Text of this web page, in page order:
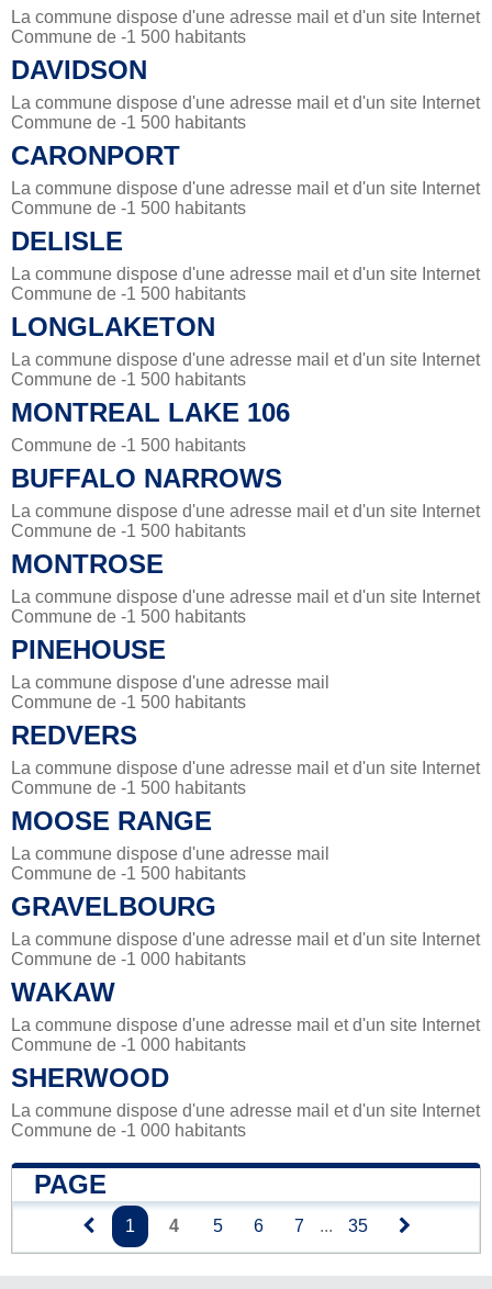
La commune dispose d'une adresse mail et d'un site Internet
Commune de -1 500 habitants
DAVIDSON
La commune dispose d'une adresse mail et d'un site Internet
Commune de -1 500 habitants
CARONPORT
La commune dispose d'une adresse mail et d'un site Internet
Commune de -1 500 habitants
DELISLE
La commune dispose d'une adresse mail et d'un site Internet
Commune de -1 500 habitants
LONGLAKETON
La commune dispose d'une adresse mail et d'un site Internet
Commune de -1 500 habitants
MONTREAL LAKE 106
Commune de -1 500 habitants
BUFFALO NARROWS
La commune dispose d'une adresse mail et d'un site Internet
Commune de -1 500 habitants
MONTROSE
La commune dispose d'une adresse mail et d'un site Internet
Commune de -1 500 habitants
PINEHOUSE
La commune dispose d'une adresse mail
Commune de -1 500 habitants
REDVERS
La commune dispose d'une adresse mail et d'un site Internet
Commune de -1 500 habitants
MOOSE RANGE
La commune dispose d'une adresse mail
Commune de -1 500 habitants
GRAVELBOURG
La commune dispose d'une adresse mail et d'un site Internet
Commune de -1 000 habitants
WAKAW
La commune dispose d'une adresse mail et d'un site Internet
Commune de -1 000 habitants
SHERWOOD
La commune dispose d'une adresse mail et d'un site Internet
Commune de -1 000 habitants
PAGE
1 4 5 6 7 ... 35